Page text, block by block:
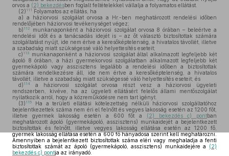
orvos a (2) bekezdésben foglalt feltételekkel vállalja a folyamatos ellátást.
(2) 111 Folyamatos az ellátás, ha
a) a háziorvosi szolgálat orvosa a Hr.-ben meghatározott rendelési időben
rendelőjében háziorvosi tevékenységet végez;
b) 112
munkanaponként a háziorvosi szolgálat orvosa 8 órában – beleértve a
rendelési időt és a tanácsadás idejét is – az őt választó biztosítottak számára
szolgáltatást nyújt, ide nem értve a keresőképtelenség, a hivatalos távollét, illetve
a szabadság miatt szükségessé váló helyettesítés eseteit;
c) 113
munkanaponként a háziorvosi szolgálat által alkalmazott legfeljebb két
ápoló 8 órában, a házi gyermekorvosi szolgálatban alkalmazott legfeljebb két
gyermekápoló vagy asszisztens legalább a rendelési időben a biztosítottak
számára rendelkezésre áll, ide nem értve a keresőképtelenség, a hivatalos
távollét, illetve a szabadság miatt szükségessé váló helyettesítés eseteit; és
d) 114
a háziorvosi szolgálat orvosa részt vesz a háziorvosi ügyeleti
rendszerben, kivéve, ha az ügyeleti ellátásért felelős állami mentőszolgálat
nyilatkozik arról, hogy a közreműködésre nem tart igényt.
(3) 115
Ha a területi ellátási kötelezettség nélküli háziorvosi szolgáltatóhoz
bejelentkezettek száma nem éri el felnőtt és vegyes lakosság esetén az 1200 főt,
illetve gyermek lakosság esetén a 600 főt a (2) bekezdés c) pontban
meghatározott ápoló (gyermekápoló, asszisztens) munkaidejét a bejelentkezett
biztosítottak és felnőtt, illetve vegyes lakosság ellátása esetén az 1200 fő,
gyermek lakosság ellátása esetén a 600 fő hányadosa szerint kell meghatározni.
Amennyiben a bejelentkezett biztosítottak száma eléri vagy meghaladja a fenti
biztosítottak számát az ápoló (gyermekápoló, asszisztens) munkaidejére a (2)
bekezdés c) pontja az irányadó.